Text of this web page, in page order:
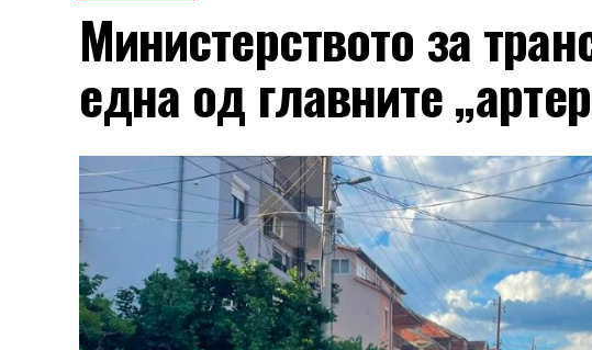
Министерството за
една од главните